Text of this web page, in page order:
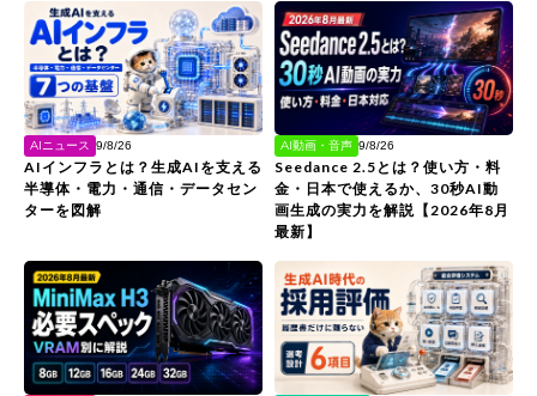
AIニュース 9/8/26
AIインフラとは？生成AIを支える
半導体・電力・通信・データセン
ターを図解
AI動画・音声 9/8/26
Seedance 2.5とは？使い方・料
金・日本で使えるか、30秒AI動
画生成の実力を解説【2026年8月
最新】